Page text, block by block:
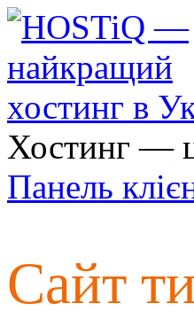
Хостинг —
Панель
Сайт